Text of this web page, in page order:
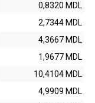
0,8320 MDL
2,7344 MDL
4,3667 MDL
1,9677 MDL
10,4104 MDL
4,9909 MDL